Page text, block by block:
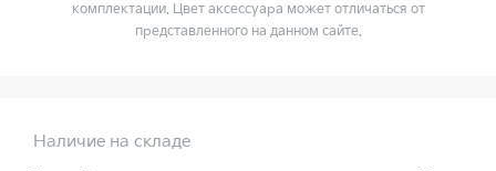
комплектации. Цвет аксессуара может отличаться от
представленного на данном сайте.
Наличие на складе